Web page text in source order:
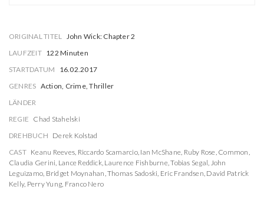
ORIGINAL TITEL
John Wick: Chapter 2
LAUFZEIT 122 Minuten
STARTDATUM
16.02.2017
GENRES Action, Crime, Thriller
LÄNDER
REGIE Chad Stahelski
DREHBUCH Derek Kolstad
CAST Keanu Reeves Riccardo Scamarcio, Ian McShane Ruby Rose Common
Claudia Gerini Lance Reddick, Laurence Fishburne,Tobias Segal John
Leguizamo Bridget Moynahan Thomas Sadoski Eric Frandsen David Patrick
Kelly, Perry Yung Franco Nero